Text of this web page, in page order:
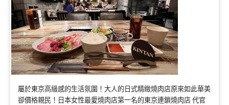
屬於東京高級感的生活氛圍！大人的日式精緻燒肉店原來如此華美
卻價格親民！日本女性最愛燒肉店第一名的東京連鎖燒肉店 代官